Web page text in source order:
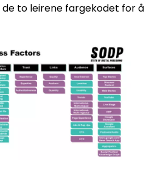
to leirene fargekodet for å